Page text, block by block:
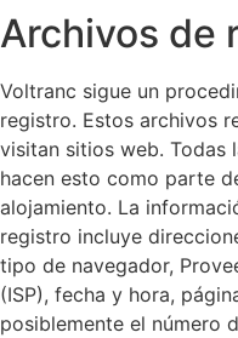
Archivos de
Voltranc sigue un
registro. Estos archivos
visitan sitios web. Todas
hacen esto como parte
alojamiento. La
registro incluye
tipo de navegador,
(ISP), fecha y hora,
posiblemente el número